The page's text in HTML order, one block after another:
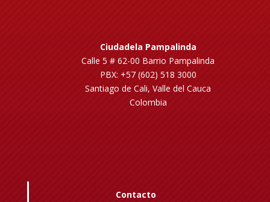
Ciudadela Pampalinda
Calle 5 # 62-00 Barrio Pampalinda
PBX: +57 (602) 518 3000
Santiago de Cali, Valle del Cauca
Colombia
Contacto